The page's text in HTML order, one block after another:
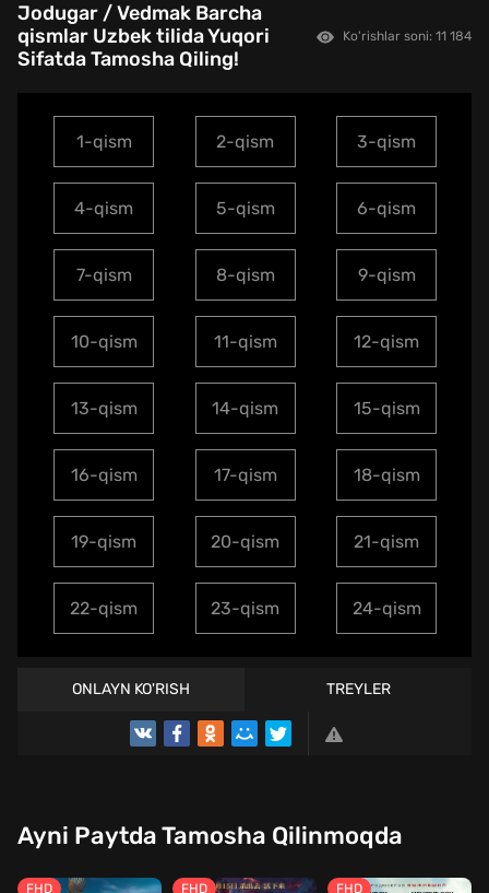
Jodugar / Vedmak Barcha
qismlar Uzbek tilida Yuqori
Sifatda Tamosha Qiling!
Ko'rishlar soni: 11 184
1-qism 2-qism 3-qism
4-qism 5-qism 6-qism
7-qism 8-qism 9-qism
10-qism 11-qism 12-qism
13-qism 14-qism 15-qism
16-qism 17-qism 18-qism
19-qism 20-qism 21-qism
22-qism 23-qism 24-qism
ONLAYN KO'RISH TREYLER
Ayni Paytda Tamosha Qilinmoqda
FHD FHD FHD